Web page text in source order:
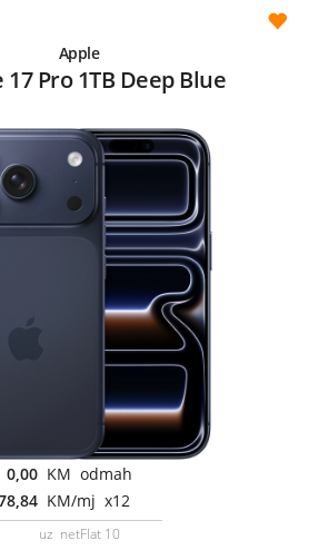
Apple
17 Pro 1TB Deep Blue
0,00 KM odmah
KM/mj x12
uz netFlat 10